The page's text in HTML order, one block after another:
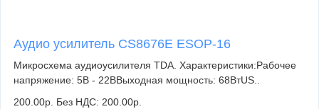
Аудио усилитель CS8676E ESOP-16
Микросхема аудиоусилителя TDA. Характеристики:Рабочее
напряжение: 5В - 22ВВыходная мощность: 68ВтUS..
200.00р. Без НДС: 200.00р.